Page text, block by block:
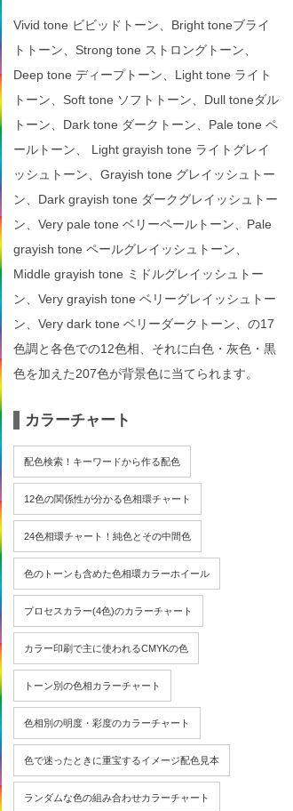
Vivid tone ビビッドトーン、Bright toneブライ
トトーン、Strong tone ストロングトーン、
Deep tone ディープトーン、Light tone ライト
トーン、Soft tone ソフトトーン、Dull toneダル
トーン、Dark tone ダークトーン、Pale tone ペ
ールトーン、 Light grayish tone ライトグレイ
ッシュトーン、Grayish tone グレイッシュトー
ン、Dark grayish tone ダークグレイッシュトー
ン、Very pale tone ベリーペールトーン、Pale
grayish tone ペールグレイッシュトーン、
Middle grayish tone ミドルグレイッシュトー
ン、Very grayish tone ベリーグレイッシュトー
ン、Very dark tone ベリーダークトーン、の17
色調と各色での12色相、それに白色・灰色・黒
色を加えた207色が背景色に当てられます。
カラーチャート
配色検索！キーワードから作る配色
12色の関係性が分かる色相環チャート
24色相環チャート！純色とその中間色
色のトーンも含めた色相環カラーホイール
プロセスカラー(4色)のカラーチャート
カラー印刷で主に使われるCMYKの色
トーン別の色相カラーチャート
色相別の明度・彩度のカラーチャート
色で迷ったときに重宝するイメージ配色見本
ランダムな色の組み合わせカラーチャート